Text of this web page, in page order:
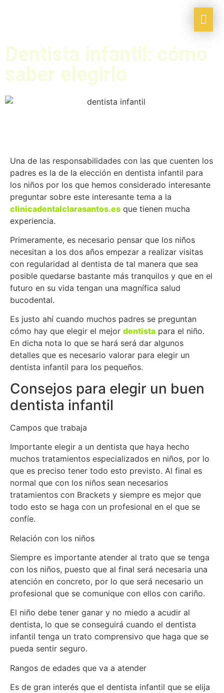
Dentista infantil: cómo
saber elegirlo
Una de las responsabilidades con las que cuenten los
padres es la de la elección en dentista infantil para
los niños por los que hemos considerado interesante
preguntar sobre este interesante tema a la
clinicadentalclarasantos.es que tienen mucha
experiencia.
Primeramente, es necesario pensar que los niños
necesitan a los dos años empezar a realizar visitas
con regularidad al dentista de tal manera que sea
posible quedarse bastante más tranquilos y que en el
futuro en su vida tengan una magnífica salud
bucodental.
Es justo ahí cuando muchos padres se preguntan
cómo hay que elegir el mejor dentista para el niño.
En dicha nota lo que se hará será dar algunos
detalles que es necesario valorar para elegir un
dentista infantil para los pequeños.
Consejos para elegir un buen
dentista infantil
Campos que trabaja
Importante elegir a un dentista que haya hecho
muchos tratamientos especializados en niños, por lo
que es preciso tener todo esto previsto. Al final es
normal que con los niños sean necesarios
tratamientos con Brackets y siempre es mejor que
todo esto se haga con un profesional en el que se
confíe.
Relación con los niños
Siempre es importante atender al trato que se tenga
con los niños, puesto que al final será necesaria una
atención en concreto, por lo que será necesario un
profesional que se comunique con ellos con cariño.
El niño debe tener ganar y no miedo a acudir al
dentista, lo que se conseguirá cuando el dentista
infantil tenga un trato comprensivo que haga que se
pueda sentir seguro.
Rangos de edades que va a atender
Es de gran interés que el dentista infantil que se elija